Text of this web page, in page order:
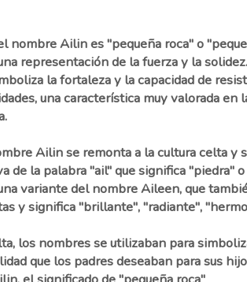
nombre Ailin es "pequeña roca" o
representación de la fuerza y la solidez.
la fortaleza y la capacidad de
una característica muy valorada en
Ailin se remonta a la cultura celta y
de la palabra "ail" que significa "piedra" o
variante del nombre Aileen, que
y significa "brillante", "radiante",
los nombres se utilizaban para
que los padres deseaban para sus